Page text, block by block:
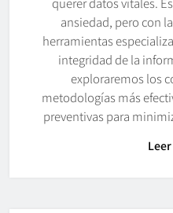
ansiedad, pero con
herramientas
integridad de la
exploraremos los
metodologías más
preventivas para